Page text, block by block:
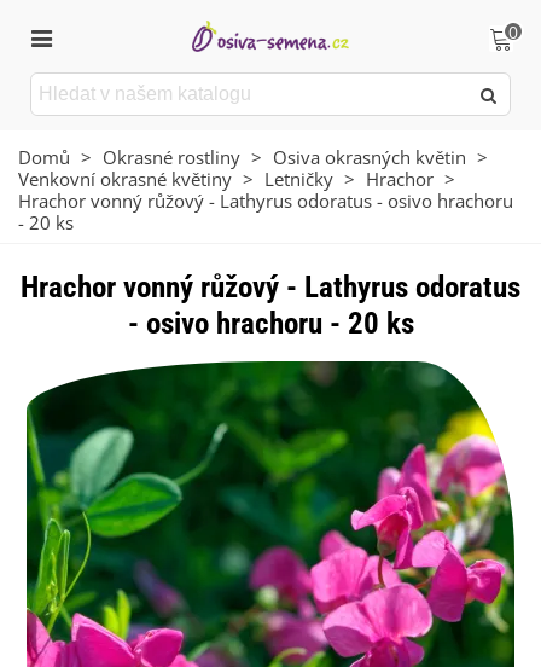
0
Domů > Okrasné rostliny > Osiva okrasných květin >
Venkovní okrasné květiny > Letničky > Hrachor >
Hrachor vonný růžový - Lathyrus odoratus - osivo hrachoru
- 20 ks
Hrachor vonný růžový - Lathyrus odoratus
- osivo hrachoru - 20 ks